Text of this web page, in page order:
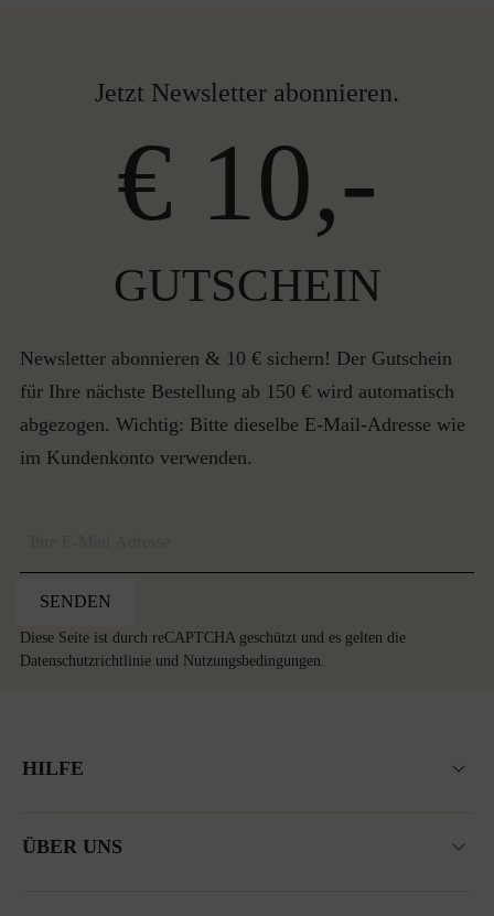
Jetzt Newsletter abonnieren.
€ 10,-
GUTSCHEIN
Newsletter abonnieren & 10 € sichern! Der Gutschein
für Ihre nächste Bestellung ab 150 € wird automatisch
abgezogen. Wichtig: Bitte dieselbe E-Mail-Adresse wie
im Kundenkonto verwenden.
SENDEN
Diese Seite ist durch reCAPTCHA geschützt und es gelten die
Datenschutzrichtlinie und Nutzungsbedingungen.
HILFE
ÜBER UNS